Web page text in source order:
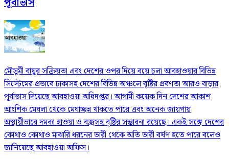
মৌসুমী বায়ুর সক্রিয়তা এবং দেশের ওপর দিয়ে বয়ে চলা আবহাওয়ার বিভিন্ন
সিস্টেমের প্রভাবে ঢাকাসহ দেশের বিভিন্ন অঞ্চলে বৃষ্টির প্রবণতা আরও বাড়ার
পূর্বাভাস দিয়েছে আবহাওয়া অধিদপ্তর। আগামী কয়েক দিন দেশের আকাশ
আংশিক মেঘলা থেকে মেঘাচ্ছন্ন থাকতে পারে এবং অনেক জায়গায়
অস্থায়ীভাবে দমকা হাওয়া ও বজ্রসহ বৃষ্টির সম্ভাবনা রয়েছে। একই সঙ্গে দেশের
কোথাও কোথাও মাঝারি ধরনের ভারী থেকে অতি ভারী বর্ষণ হতে পারে বলেও
জানিয়েছে আবহাওয়া অফিস।